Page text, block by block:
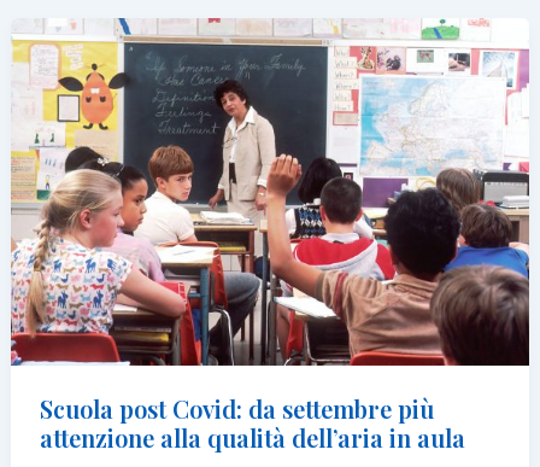
4
famiglie
su
10
è
fondamentale
per
promuovere
l’educazione
alimentare
Scuola post Covid: da settembre più
attenzione alla qualità dell’aria in aula